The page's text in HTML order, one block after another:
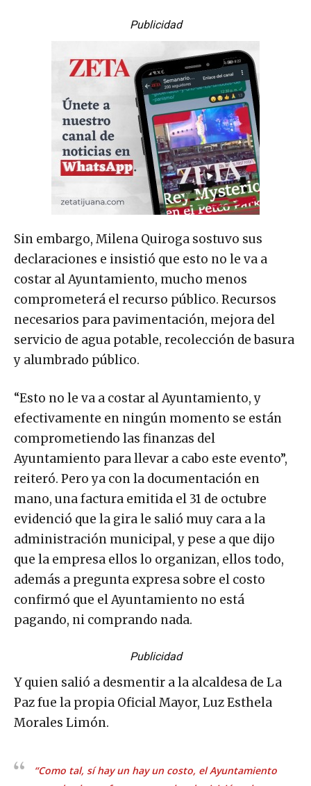
Publicidad
Sin embargo, Milena Quiroga sostuvo sus
declaraciones e insistió que esto no le va a
costar al Ayuntamiento, mucho menos
comprometerá el recurso público. Recursos
necesarios para pavimentación, mejora del
servicio de agua potable, recolección de basura
y alumbrado público.
“Esto no le va a costar al Ayuntamiento, y
efectivamente en ningún momento se están
comprometiendo las finanzas del
Ayuntamiento para llevar a cabo este evento”,
reiteró. Pero ya con la documentación en
mano, una factura emitida el 31 de octubre
evidenció que la gira le salió muy cara a la
administración municipal, y pese a que dijo
que la empresa ellos lo organizan, ellos todo,
además a pregunta expresa sobre el costo
confirmó que el Ayuntamiento no está
pagando, ni comprando nada.
Publicidad
Y quien salió a desmentir a la alcaldesa de La
Paz fue la propia Oficial Mayor, Luz Esthela
Morales Limón.
“Como tal, sí hay un hay un costo, el Ayuntamiento